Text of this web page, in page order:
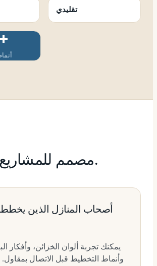
تقليدي
مصمم للمشاريع الحقيقية.
أصحاب المنازل الذين
يمكنك تجربة ألوان الخزائن، وأفكار
وأنماط التخطيط قبل الاتصال